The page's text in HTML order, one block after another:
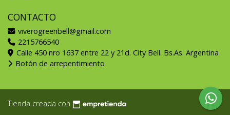
CONTACTO
viverogreenbell@gmail.com
2215766540
Calle 450 nro 1637 entre 22 y 21d. City Bell. Bs.As. Argentina
Botón de arrepentimiento
Tienda creada con